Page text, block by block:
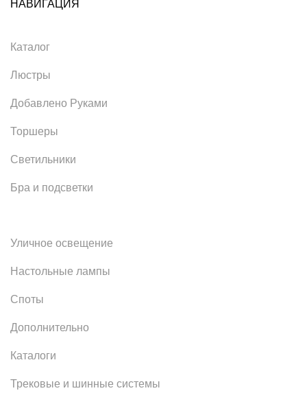
НАВИГАЦИЯ
Каталог
Люстры
Добавлено Руками
Торшеры
Светильники
Бра и подсветки
Уличное освещение
Настольные лампы
Споты
Дополнительно
Каталоги
Трековые и шинные системы